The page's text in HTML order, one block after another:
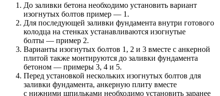
До заливки бетона необходимо установить вариант
изогнутых болтов пример — 1.
Для последующей заливки фундамента внутри готового
колодца на стенках устанавливаются изогнутые
болты — пример 2.
Варианты изогнутых болтов 1, 2 и 3 вместе с анкерной
плитой также монтируются до заливки фундамента
бетоном — примеры 3, 4 и 5.
Перед установкой нескольких изогнутых болтов для
заливки фундамента, анкерную плиту вместе
с нижними шпильками необходимо установить заранее